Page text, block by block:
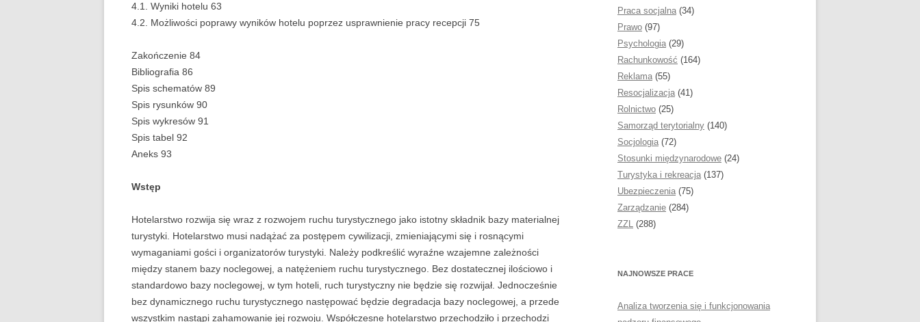
ROLNICTWO
SAMORZĄD TERYTORIALNY
SOCJOLOGIA
WSTĘP PRACY DYPLOMOWEJ
ROZDZIAŁY I PODROZDZIAŁY
BIBLIOGRAFIA
SPIS RYSUNKÓW, TABEL I
ZAŁĄCZNIKÓW
PRZYPISY, CYTATY
TABELE, RYSUNKI ORAZ
WYKRESY
ILOŚĆ KOPII
OŚWIADCZENIE AUTORA PRACY
4.1. Wyniki hotelu 63
4.2. Możliwości poprawy wyników hotelu poprzez usprawnienie pracy recepcji 75
Zakończenie 84
Bibliografia 86
Spis schematów 89
Spis rysunków 90
Spis wykresów 91
Spis tabel 92
Aneks 93
Wstęp
Hotelarstwo rozwija się wraz z rozwojem ruchu turystycznego jako istotny składnik bazy materialnej
turystyki. Hotelarstwo musi nadążać za postępem cywilizacji, zmieniającymi się i rosnącymi
wymaganiami gości i organizatorów turystyki. Należy podkreślić wyraźne wzajemne zależności
między stanem bazy noclegowej, a natężeniem ruchu tury­stycznego. Bez dostatecznej ilościowo i
standardowo bazy noclegowej, w tym hoteli, ruch turystyczny nie będzie się rozwijał. Jednocześnie
bez dynamicznego ruchu turystycznego następować będzie degradacja bazy noclegowej, a przede
wszystkim nastąpi zahamowanie jej rozwoju. Współczesne hotelarstwo przechodziło i przechodzi
Praca socjalna (34)
Prawo (97)
Psychologia (29)
Rachunkowość (164)
Reklama (55)
Resocjalizacja (41)
Rolnictwo (25)
Samorząd terytorialny (140)
Socjologia (72)
Stosunki międzynarodowe (24)
Turystyka i rekreacja (137)
Ubezpieczenia (75)
Zarządzanie (284)
ZZL (288)
NAJNOWSZE PRACE
Analiza tworzenia się i funkcjonowania